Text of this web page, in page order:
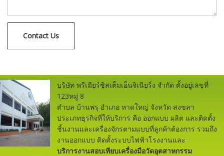
บริษัท พรีเมียร์ซิสเต็มเอ็นจิเนียริ่ง จำกัด ตั้งอยู่เลขที่
123หมู่ 8
ตำบล บ้านพรุ อำเภอ หาดใหญ่ จังหวัด สงขลา
ประเภทธุรกิจที่ให้บริการ คือ ออกแบบ ผลิต และติดตั้ง
ชิ้นงานและเครื่องจักรตามแบบที่ลูกค้าต้องการ รวมถึง
งานออกแบบ ติดตั้งระบบไฟฟ้าโรงงานและ
บริการงานสอบเทียบเครื่องมือวัดอุตสาหกรรม